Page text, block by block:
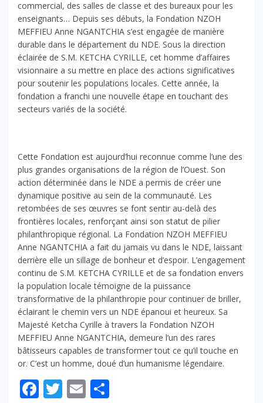
commercial, des salles de classe et des bureaux pour les
enseignants… Depuis ses débuts, la Fondation NZOH
MEFFIEU Anne NGANTCHIA s’est engagée de manière
durable dans le département du NDE. Sous la direction
éclairée de S.M. KETCHA CYRILLE, cet homme d’affaires
visionnaire a su mettre en place des actions significatives
pour soutenir les populations locales. Cette année, la
fondation a franchi une nouvelle étape en touchant des
secteurs variés de la société.
Cette Fondation est aujourd’hui reconnue comme l’une des
plus grandes organisations de la région de l’Ouest. Son
action déterminée dans le NDE a permis de créer une
dynamique positive au sein de la communauté. Les
retombées de ses œuvres se font sentir au-delà des
frontières locales, renforçant ainsi son statut de pilier
philanthropique régional. La Fondation NZOH MEFFIEU
Anne NGANTCHIA a fait du jamais vu dans le NDE, laissant
derrière elle un sillage de bonheur et d’espoir. L’engagement
continu de S.M. KETCHA CYRILLE et de sa fondation envers
la population locale témoigne de la puissance
transformative de la philanthropie pour continuer de briller,
éclairant le chemin vers un NDE épanoui et heureux. Sa
Majesté Ketcha Cyrille à travers la Fondation NZOH
MEFFIEU Anne NGANTCHIA, demeure l’un des rares
bâtisseurs capables de transformer tout ce qu’il touche en
or. C’est un homme, doué d’un humanisme légendaire.
Facebook
Twitter
Email